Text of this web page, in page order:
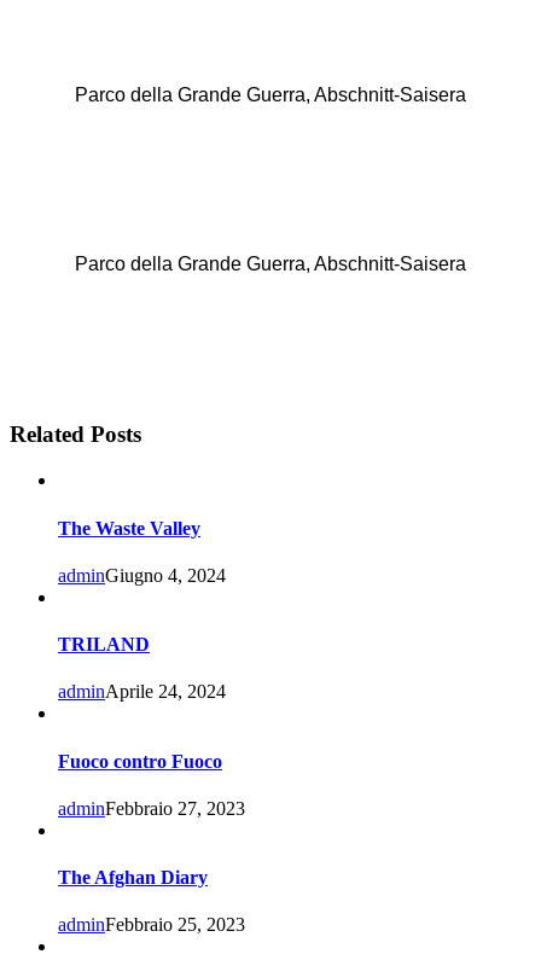
Parco della Grande Guerra, Abschnitt-Saisera
Parco della Grande Guerra, Abschnitt-Saisera
Related Posts
The Waste Valley
adminGiugno 4, 2024
TRILAND
adminAprile 24, 2024
Fuoco contro Fuoco
adminFebbraio 27, 2023
The Afghan Diary
adminFebbraio 25, 2023